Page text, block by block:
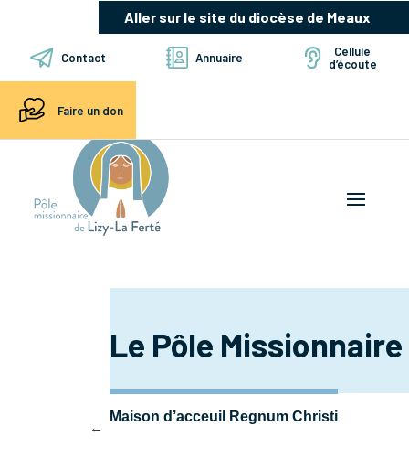
Aller sur le site du diocèse de Meaux
Contact Annuaire
Cellule
d’écoute
Faire un don
Le Pôle Missionnaire
Maison d’acceuil Regnum Christi